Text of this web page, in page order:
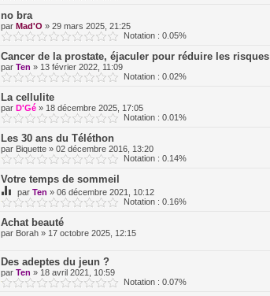
no bra
par Mad'O » 29 mars 2025, 21:25
Notation : 0.05%
Cancer de la prostate, éjaculer pour réduire les risques
par Ten » 13 février 2022, 11:09
Notation : 0.02%
La cellulite
par D'Gé » 18 décembre 2025, 17:05
Notation : 0.01%
Les 30 ans du Téléthon
par Biquette » 02 décembre 2016, 13:20
Notation : 0.14%
Votre temps de sommeil
par Ten » 06 décembre 2021, 10:12
Notation : 0.16%
Achat beauté
par Borah » 17 octobre 2025, 12:15
Des adeptes du jeun ?
par Ten » 18 avril 2021, 10:59
Notation : 0.07%